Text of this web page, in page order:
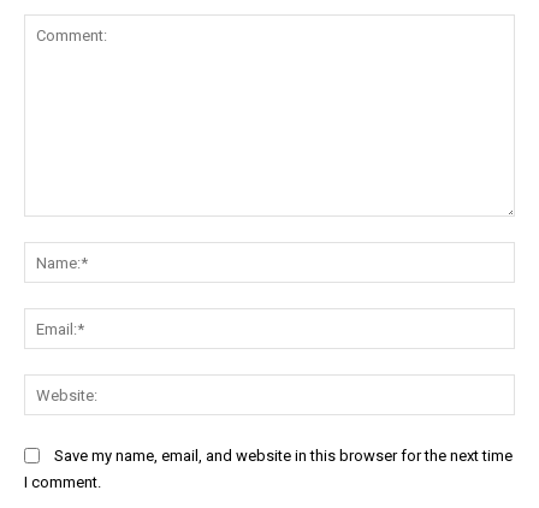
Save my name, email, and website in this browser for the next time
I comment.